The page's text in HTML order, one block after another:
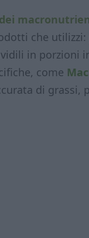
che
in porzioni
come
di grassi,